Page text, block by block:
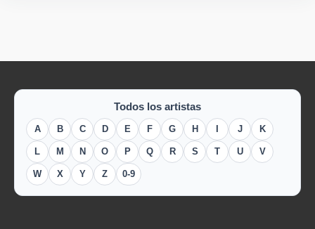
Todos los artistas
A B C D E F G H J K
L M N O P Q R S T U V
W X Y Z 0-9